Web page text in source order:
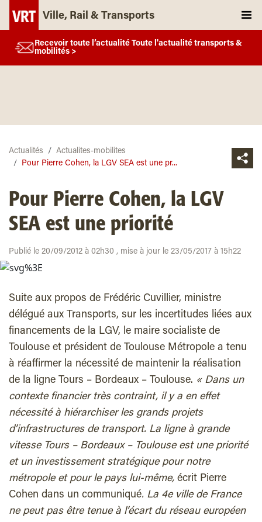
Ville, Rail & Transports
Recevoir toute l’actualité Toute l'actualité transports &
mobilités >
Actualités
Actualites-mobilites
Pour Pierre Cohen, la LGV SEA est une pr...
Pour Pierre Cohen, la LGV
SEA est une priorité
Publié le 20/09/2012 à 02h30 , mise à jour le 23/05/2017 à 15h22
Suite aux propos de Frédéric Cuvillier, ministre
délégué aux Transports, sur les incertitudes liées aux
financements de la LGV, le maire socialiste de
Toulouse et président de Toulouse Métropole a tenu
à réaffirmer la nécessité de maintenir la réalisation
de la ligne Tours – Bordeaux – Toulouse. « Dans un
contexte financier très contraint, il y a en effet
nécessité à hiérarchiser les grands projets
d’infrastructures de transport. La ligne à grande
vitesse Tours – Bordeaux – Toulouse est une priorité
et un investissement stratégique pour notre
métropole et pour le pays lui-même, écrit Pierre
Cohen dans un communiqué. La 4e ville de France
ne peut pas être tenue à l’écart du réseau européen